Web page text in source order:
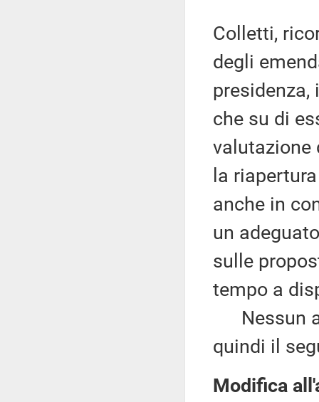
Colletti,
degli
presidenza,
che su di
valutazione
la
anche in
un
sulle
tempo a
Nessun
quindi il
Modifica